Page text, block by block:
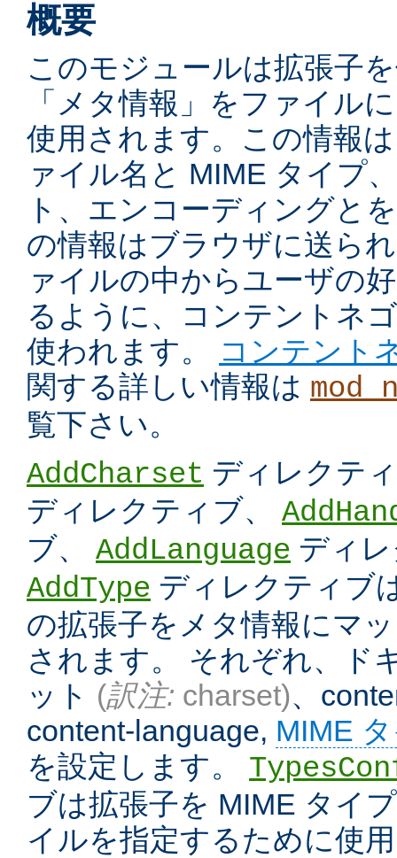
概要
このモジュールは拡張子
「メタ情報」をファイル
使用されます。この情報
ァイル名と MIME タイプ
ト、エンコーディングと
の情報はブラウザに送ら
ァイルの中からユーザの
るように、コンテントネ
使われます。
コンテント
関する詳しい情報は
覧下さい。
AddCharset ディレクテ
ディレクティブ、
ブ、 AddLanguage ディ
AddType ディレクティブ
の拡張子をメタ情報にマ
されます。 それぞれ、ド
ット (訳注: charset)、
content-language, MIME
を設定します。
ブは拡張子を MIME タイ
イルを指定するために使